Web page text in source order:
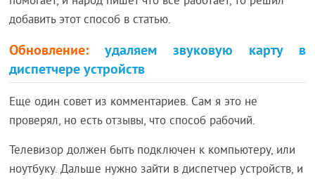
добавить этот способ в статью.
Обновление: удаляем звуковую карту в
диспетчере устройств
Еще один совет из комментариев. Сам я это не
проверял, но есть отзывы, что способ рабочий.
Телевизор должен быть подключен к компьютеру, или
ноутбуку. Дальше нужно зайти в диспетчер устройств, и